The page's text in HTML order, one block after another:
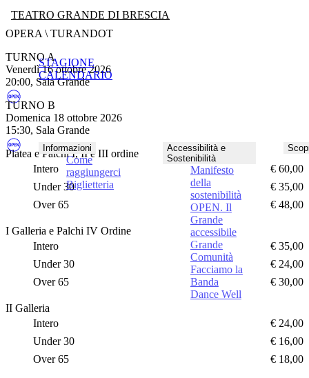
TEATRO GRANDE DI BRESCIA
STAGIONE
CALENDARIO
Informazioni
Come
raggiungerci
Biglietteria
Accessibilità e
Sostenibilità
Manifesto
della
sostenibilità
OPEN. Il
Grande
accessibile
Grande
Comunità
Facciamo la
Banda
Dance Well
OPERA \ TURANDOT
TURNO A
venerdì 16 ottobre 2026
20:00, Sala Grande
TURNO B
domenica 18 ottobre 2026
15:30, Sala Grande
Platea e Palchi I, II e III ordine
Intero
€ 60,00
Under 30
€ 35,00
Over 65
€ 48,00
I Galleria e Palchi IV Ordine
Intero
€ 35,00
Under 30
€ 24,00
Over 65
€ 30,00
II Galleria
Intero
€ 24,00
Under 30
€ 16,00
Over 65
€ 18,00